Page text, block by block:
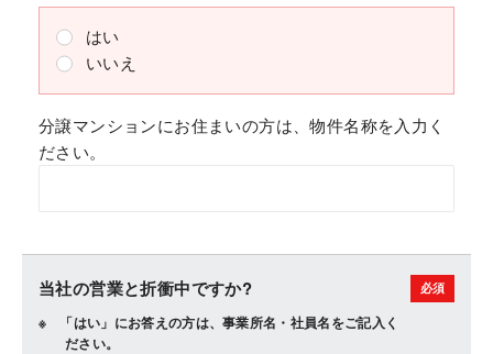
はい
いいえ
分譲マンションにお住まいの方は、物件名称を入力く
ださい。
当社の営業と折衝中ですか?
「はい」にお答えの方は、事業所名・社員名をご記入く
ださい。